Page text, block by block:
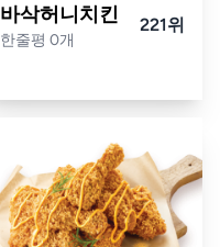
바삭허니치킨
한줄평 0개
221위